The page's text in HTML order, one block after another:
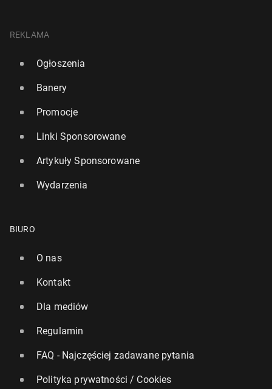
REKLAMA
Ogłoszenia
Banery
Promocje
Linki Sponsorowane
Artykuły Sponsorowane
Wydarzenia
BIURO
O nas
Kontakt
Dla mediów
Regulamin
FAQ - Najczęściej zadawane pytania
Polityka prywatności / Cookies